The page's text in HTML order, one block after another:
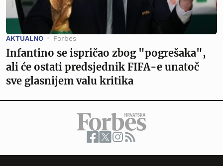
AKTUALNO Forbes
Infantino se ispričao zbog "pogrešaka",
ali će ostati predsjednik FIFA-e unatoč
sve glasnijem valu kritika